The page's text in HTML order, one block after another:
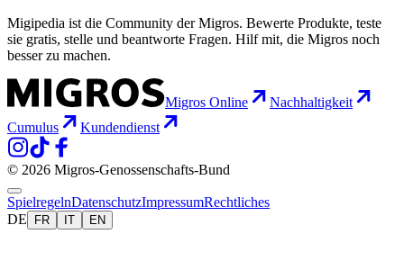
Migipedia ist die Community der Migros. Bewerte Produkte, teste
sie gratis, stelle und beantworte Fragen. Hilf mit, die Migros noch
besser zu machen.
Migros Online
Nachhaltigkeit
Cumulus
Kundendienst
© 2026 Migros-Genossenschafts-Bund
SpielregelnDatenschutzImpressumRechtliches
DE
FR IT EN